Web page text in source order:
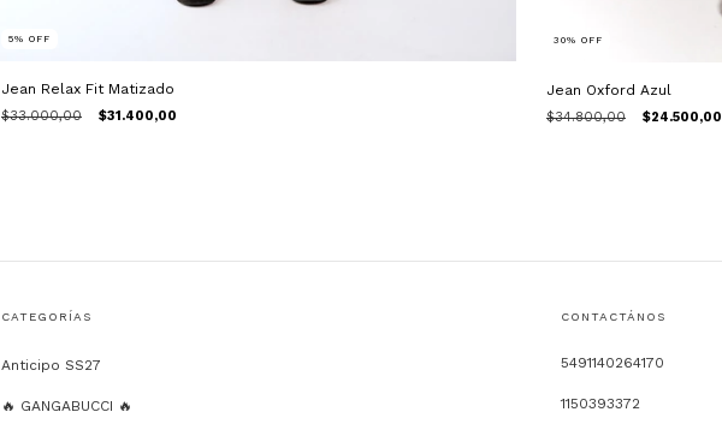
5% OFF
Jean Relax Fit Matizado
$33.000,00 $31.400,00
30% OFF
Jean Oxford Azul
$34.800,00 $24.500,00
CATEGORÍAS
Anticipo SS27
🔥 GANGABUCCI 🔥
CONTACTÁNOS
5491140264170
1150393372